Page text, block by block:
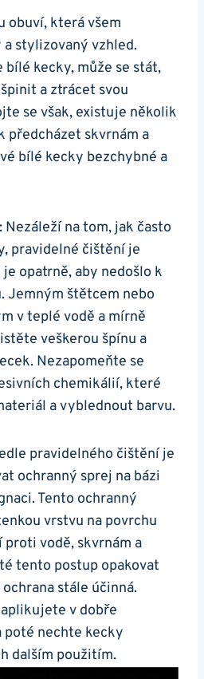
obuví, která všem
stylizovaný ‍vzhled.
bílé kecky, může se stát,
⁢a ztrácet svou
se však, existuje několik
předcházet⁤ skvrnám a
bílé kecky bezchybné a
Nezáleží na tom, jak často
pravidelné čištění ‌je
opatrně, aby nedošlo k
Jemným štětcem nebo
v teplé ⁤vodě a mírně
veškerou špínu a
Nezapomeňte se‍
chemikálií, které
a vyblednout barvu.
pravidelného čištění je
ochranný​ sprej‍ na bázi
Tento ochranný
vrstvu na povrchu
vodě, skvrnám a
tento postup opakovat
stále účinná.
v dobře
poté nechte kecky
dalším‌ použitím.